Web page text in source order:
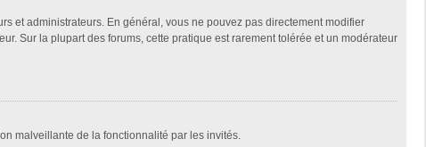
et administrateurs. En général, vous ne pouvez pas directement modifier
Sur la plupart des forums, cette pratique est rarement tolérée et un modérateur
malveillante de la fonctionnalité par les invités.